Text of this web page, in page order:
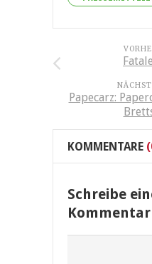
Papecarz:
KOMMENTARE
Schreibe
Kommentar